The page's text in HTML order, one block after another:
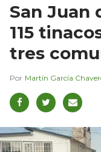
San Juan
115
tres
Martín García